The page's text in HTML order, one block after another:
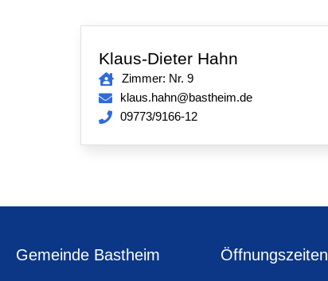
Klaus-Dieter Hahn
Zimmer: Nr. 9
klaus.hahn@bastheim.de
09773/9166-12
Gemeinde Bastheim Öffnungszeiten